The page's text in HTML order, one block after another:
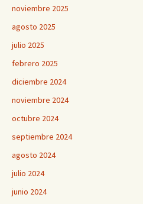
noviembre 2025
agosto 2025
julio 2025
febrero 2025
diciembre 2024
noviembre 2024
octubre 2024
septiembre 2024
agosto 2024
julio 2024
junio 2024